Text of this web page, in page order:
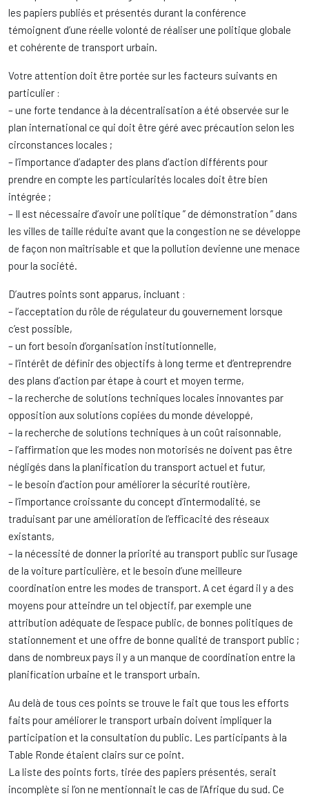
les papiers publiés et présentés durant la conférence
témoignent d’une réelle volonté de réaliser une politique globale
et cohérente de transport urbain.
Votre attention doit être portée sur les facteurs suivants en
particulier :
– une forte tendance à la décentralisation a été observée sur le
plan international ce qui doit être géré avec précaution selon les
circonstances locales ;
– l’importance d’adapter des plans d’action différents pour
prendre en compte les particularités locales doit être bien
intégrée ;
– Il est nécessaire d’avoir une politique ” de démonstration ” dans
les villes de taille réduite avant que la congestion ne se développe
de façon non maîtrisable et que la pollution devienne une menace
pour la société.
D’autres points sont apparus, incluant :
– l’acceptation du rôle de régulateur du gouvernement lorsque
c’est possible,
– un fort besoin d’organisation institutionnelle,
– l’intérêt de définir des objectifs à long terme et d’entreprendre
des plans d’action par étape à court et moyen terme,
– la recherche de solutions techniques locales innovantes par
opposition aux solutions copiées du monde développé,
– la recherche de solutions techniques à un coût raisonnable,
– l’affirmation que les modes non motorisés ne doivent pas être
négligés dans la planification du transport actuel et futur,
– le besoin d’action pour améliorer la sécurité routière,
– l’importance croissante du concept d’intermodalité, se
traduisant par une amélioration de l’efficacité des réseaux
existants,
– la nécessité de donner la priorité au transport public sur l’usage
de la voiture particulière, et le besoin d’une meilleure
coordination entre les modes de transport. A cet égard il y a des
moyens pour atteindre un tel objectif, par exemple une
attribution adéquate de l’espace public, de bonnes politiques de
stationnement et une offre de bonne qualité de transport public ;
dans de nombreux pays il y a un manque de coordination entre la
planification urbaine et le transport urbain.
Au delà de tous ces points se trouve le fait que tous les efforts
faits pour améliorer le transport urbain doivent impliquer la
participation et la consultation du public. Les participants à la
Table Ronde étaient clairs sur ce point.
La liste des points forts, tirée des papiers présentés, serait
incomplète si l’on ne mentionnait le cas de l’Afrique du sud. Ce